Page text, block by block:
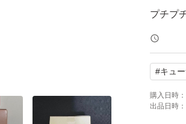
プチプ
#キュ
購入日時：
出品日時：